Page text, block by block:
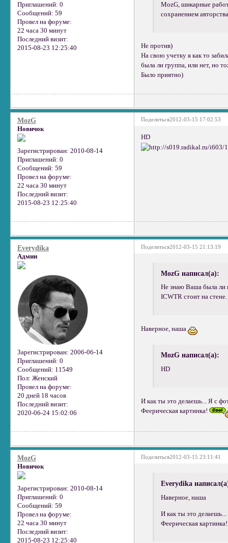
Приглашений: 0
Сообщений: 59
Провел на форуме:
22 часа 30 минут
Последний визит:
2015-08-23 12:25:40
MozG, шикарные
сохранением
Не против)
На свою учетку я как то
была ли группа, или нет, но
Было приятно)
Поделиться2012-03-15 17:02:53
MozG
Новичок
Зарегистрирован: 2010-08-14
Приглашений: 0
Сообщений: 59
Провел на форуме:
22 часа 30 минут
Последний визит:
2015-08-23 12:25:40
HD
Поделиться2012-03-15 21:13:19
Everydika
Админ
Зарегистрирован: 2006-06-14
Приглашений: 0
Сообщений: 11549
Пол: Женский
Провел на форуме:
20 дней 18 часов
Последний визит:
2020-06-24 15:02:06
MozG написал(а):
Не знаю Ваша была ли
ICWTR стоит на
Наверное, наша
MozG написал(а):
HD
И как ты это делаешь... Я с
Феерическая картинка!
Поделиться2012-03-15 23:11:41
MozG
Новичок
Зарегистрирован: 2010-08-14
Приглашений: 0
Сообщений: 59
Провел на форуме:
22 часа 30 минут
Последний визит:
2015-08-23 12:25:40
Everydika
Наверное, наша
И как ты это
Феерическая картинка!